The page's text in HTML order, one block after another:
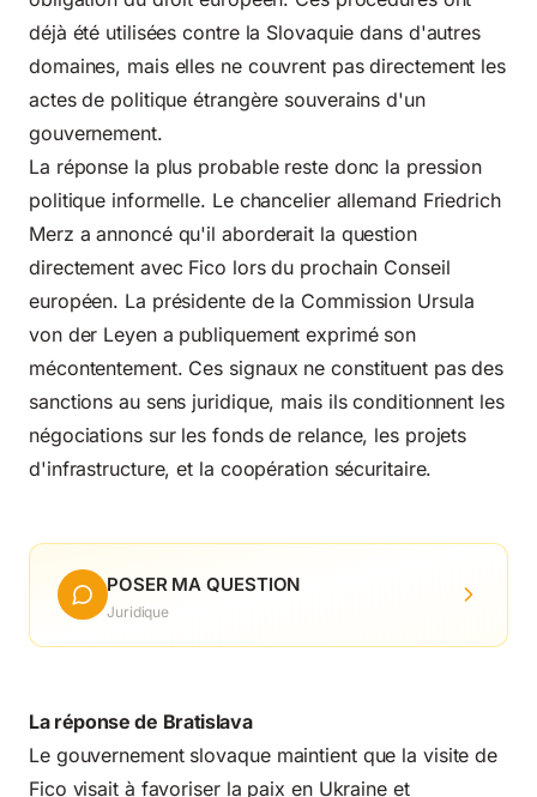
déjà été utilisées contre la Slovaquie dans d'autres
domaines, mais elles ne couvrent pas directement les
actes de politique étrangère souverains d'un
gouvernement.
La réponse la plus probable reste donc la pression
politique informelle. Le chancelier allemand Friedrich
Merz a annoncé qu'il aborderait la question
directement avec Fico lors du prochain Conseil
européen. La présidente de la Commission Ursula
von der Leyen a publiquement exprimé son
mécontentement. Ces signaux ne constituent pas des
sanctions au sens juridique, mais ils conditionnent les
négociations sur les fonds de relance, les projets
d'infrastructure, et la coopération sécuritaire.
POSER MA QUESTION
Juridique
La réponse de Bratislava
Le gouvernement slovaque maintient que la visite de
Fico visait à favoriser la paix en Ukraine et